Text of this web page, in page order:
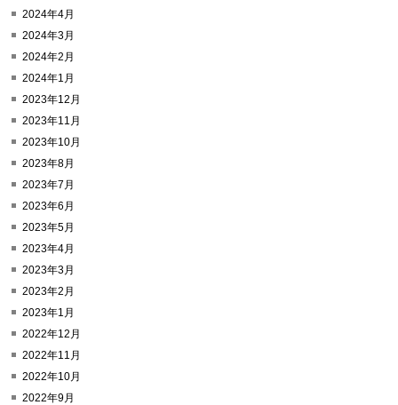
2024年4月
2024年3月
2024年2月
2024年1月
2023年12月
2023年11月
2023年10月
2023年8月
2023年7月
2023年6月
2023年5月
2023年4月
2023年3月
2023年2月
2023年1月
2022年12月
2022年11月
2022年10月
2022年9月